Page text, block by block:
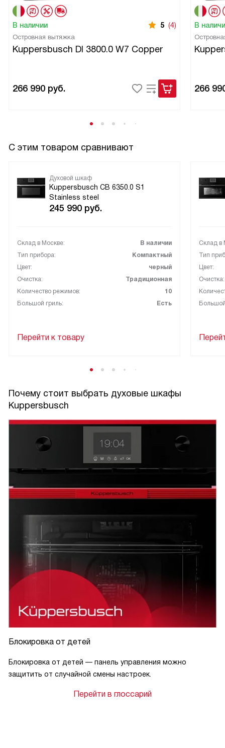
В общем, я очень довольна покупкой. Эта техника
упрощает мою жизнь и делает приготовление пищи
удовольствием.
В наличии 5 (4)
Островная вытяжка
Kuppersbusch DI 3800.0 W7 Copper
266 990 руб.
В
266
С этим товаром сравнивают
Духовой шкаф
Kuppersbusch CB 6350.0 S1
Stainless steel
245 990 руб.
Склад в Москве:
В наличии
Тип прибора:
Компактный
Цвет:
черный
Очистка:
Традиционная
Количество режимов:
10
Большой гриль:
Есть
Перейти к товару
Склад в
Тип
Цвет:
Очистка:
Почему стоит выбрать духовые шкафы
Kuppersbusch
Блокировка от детей
Блокировка от детей — панель управления можно
защитить от случайной смены настроек.
Перейти в глоссарий